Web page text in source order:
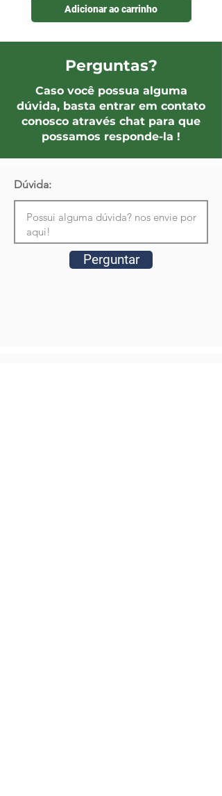
Adicionar ao carrinho
Perguntas?
Caso você possua alguma
dúvida, basta entrar em contato
conosco através chat para que
possamos responde-la !
Dúvida:
Perguntar